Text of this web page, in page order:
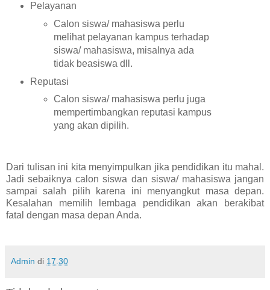
Pelayanan
Calon siswa/ mahasiswa perlu
melihat pelayanan kampus terhadap
siswa/ mahasiswa, misalnya ada
tidak beasiswa dll.
Reputasi
Calon siswa/ mahasiswa perlu juga
mempertimbangkan reputasi kampus
yang akan dipilih.
Dari tulisan ini kita menyimpulkan jika pendidikan itu mahal.
Jadi sebaiknya calon siswa dan siswa/ mahasiswa jangan
sampai salah pilih karena ini menyangkut masa depan.
Kesalahan memilih lembaga pendidikan akan berakibat
fatal dengan masa depan Anda.
Admin di 17.30